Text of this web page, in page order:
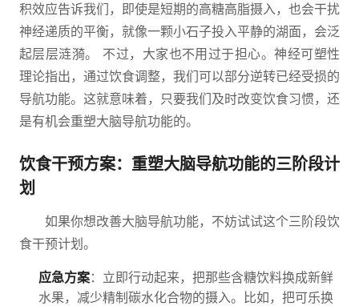
积效应告诉我们，即使是短期的高糖高脂摄入，也会干扰
神经递质的平衡，就像一颗小石子投入平静的湖面，会泛
起层层涟漪。 不过，大家也不用过于担心。神经可塑性
理论指出，通过饮食调整，我们可以部分逆转已经受损的
导航功能。这就意味着，只要我们及时改变饮食习惯，还
是有机会重塑大脑导航功能的。
饮食干预方案：重塑大脑导航功能的三阶段计
划
如果你想改善大脑导航功能，不妨试试这个三阶段饮
食干预计划。
应急方案：立即行动起来，把那些含糖饮料换成新鲜
水果，减少精制碳水化合物的摄入。比如，把可乐换